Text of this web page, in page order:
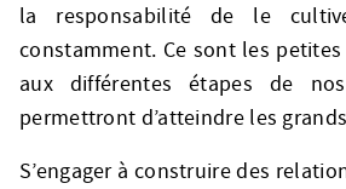
la responsabilité de le
constamment. Ce sont les
aux différentes étapes de
permettront d’atteindre les
S’engager à construire des